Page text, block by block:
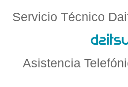
Servicio Técnico
Asistencia